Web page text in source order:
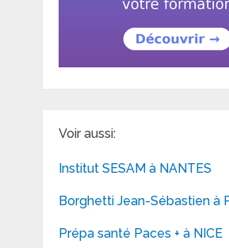
Voir aussi:
Institut SESAM à NANTES
Borghetti Jean-Sébastien à
Prépa santé Paces + à NICE